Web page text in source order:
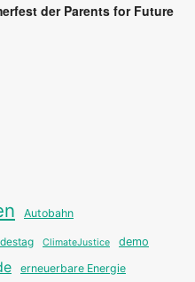
der Parents for Future
Autobahn
ClimateJustice demo
erneuerbare Energie